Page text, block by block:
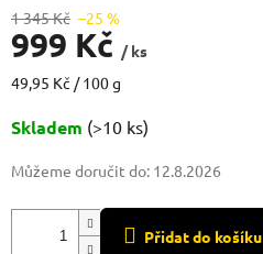
1 345 Kč –25 %
999 Kč / ks
Měrná
49,95 Kč / 100 g
Skladem (>10 ks)
Můžeme doručit do: 12.8.2026
Přidat do košíku